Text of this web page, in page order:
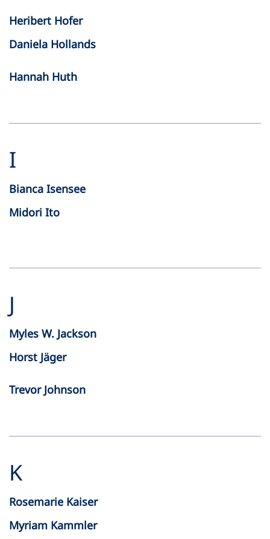
Heribert Hofer
Daniela Hollands
Hannah Huth
I
Bianca Isensee
Midori Ito
J
Myles W. Jackson
Horst Jäger
Trevor Johnson
K
Rosemarie Kaiser
Myriam Kammler